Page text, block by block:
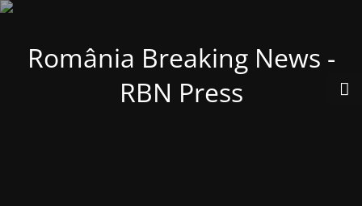
România Breaking News -
RBN Press